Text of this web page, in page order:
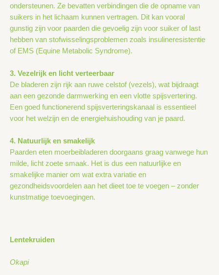
ondersteunen. Ze bevatten verbindingen die de opname van
suikers in het lichaam kunnen vertragen. Dit kan vooral
gunstig zijn voor paarden die gevoelig zijn voor suiker of last
hebben van stofwisselingsproblemen zoals insulineresistentie
of EMS (Equine Metabolic Syndrome).
3. Vezelrijk en licht verteerbaar
De bladeren zijn rijk aan ruwe celstof (vezels), wat bijdraagt
aan een gezonde darmwerking en een vlotte spijsvertering.
Een goed functionerend spijsverteringskanaal is essentieel
voor het welzijn en de energiehuishouding van je paard.
4. Natuurlijk en smakelijk
Paarden eten moerbeibladeren doorgaans graag vanwege hun
milde, licht zoete smaak. Het is dus een natuurlijke en
smakelijke manier om wat extra variatie en
gezondheidsvoordelen aan het dieet toe te voegen – zonder
kunstmatige toevoegingen.
Lentekruiden
Okapi